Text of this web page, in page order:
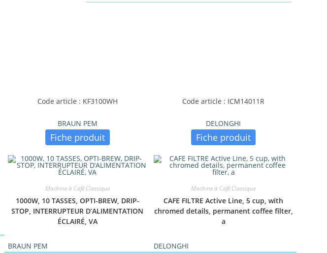
Code article : KF3100WH
BRAUN PEM
Fiche produit
Machine à Café Classique
1000W, 10 TASSES, OPTI-BREW, DRIP-
STOP, INTERRUPTEUR D’ALIMENTATION
ÉCLAIRÉ, VA
BRAUN PEM
Code article : ICM14011R
DELONGHI
Fiche produit
Machine à Café Classique
CAFE FILTRE Active Line, 5 cup, with
chromed details, permanent coffee filter,
a
DELONGHI